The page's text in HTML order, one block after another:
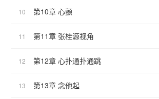
10 第10章 心颤
11 第11章 张桂源视角
12 第12章 心扑通扑通跳
13 第13章 念他起